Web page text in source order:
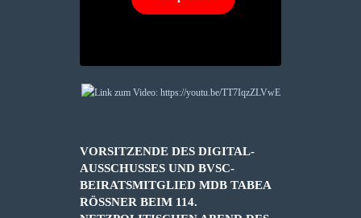
VORSITZENDE DES DIGITAL-
AUSSCHUSSES UND BVSC-
BEIRATSMITGLIED MDB TABEA
RÖSSNER BEIM 114. N